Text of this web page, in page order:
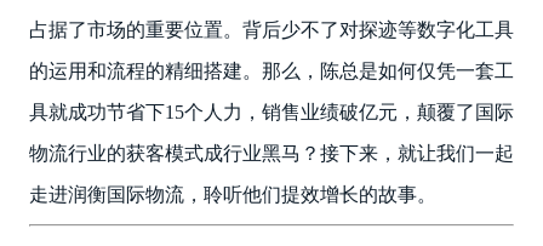
占据了市场的重要位置。背后少不了对探迹等数字化工具
的运用和流程的精细搭建。那么，陈总是如何仅凭一套工
具就成功节省下15个人力，销售业绩破亿元，颠覆了国际
物流行业的获客模式成行业黑马？接下来，就让我们一起
走进润衡国际物流，聆听他们提效增长的故事。